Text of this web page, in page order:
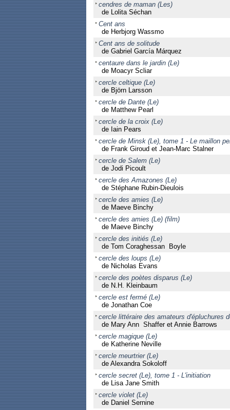
cendres de maman (Les)
de Lolita Séchan
Cent ans
de Herbjorg Wassmo
Cent ans de solitude
de Gabriel García Márquez
centaure dans le jardin (Le)
de Moacyr Scliar
cercle celtique (Le)
de Björn Larsson
cercle de Dante (Le)
de Matthew Pearl
cercle de la croix (Le)
de Iain Pears
cercle de Minsk (Le), tome 1 - Le maillon
de Frank Giroud et Jean-Marc Stalner
cercle de Salem (Le)
de Jodi Picoult
cercle des Amazones (Le)
de Stéphane Rubin-Dieulois
cercle des amies (Le)
de Maeve Binchy
cercle des amies (Le) (film)
de Maeve Binchy
cercle des initiés (Le)
de Tom Coraghessan Boyle
cercle des loups (Le)
de Nicholas Evans
cercle des poètes disparus (Le)
de N.H. Kleinbaum
cercle est fermé (Le)
de Jonathan Coe
cercle littéraire des amateurs d'épluchures
de Mary Ann Shaffer et Annie Barrows
cercle magique (Le)
de Katherine Neville
cercle meurtrier (Le)
de Alexandra Sokoloff
cercle secret (Le), tome 1 - L'initiation
de Lisa Jane Smith
cercle violet (Le)
de Daniel Sernine